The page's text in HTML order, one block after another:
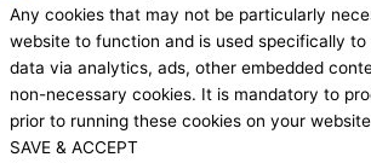
Any cookies that may not be particularly
website to function and is used specifically
data via analytics, ads, other embedded
non-necessary cookies. It is mandatory to
prior to running these cookies on your
SAVE & ACCEPT